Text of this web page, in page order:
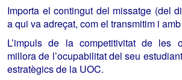
Importa el contingut del missatge (del
a qui va adreçat, com el transmitim i
L’impuls de la competitivitat de les
millora de l’ocupabilitat del seu
estratègics de la UOC.